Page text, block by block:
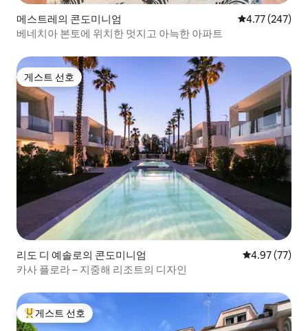
메스트레의 콘도미니엄 평점 4.77점(5
4.77 (247)
베네치아 본토에 위치한 멋지고 아늑한 아파트
게스트 선호
게스트 선호
리도 디 예솔로의 콘도미니엄 평점 4.97점(5
4.97 (77)
카사 플로라 – 지중해 리조트의 디자인
상위 게스트 선호
게스트 선호